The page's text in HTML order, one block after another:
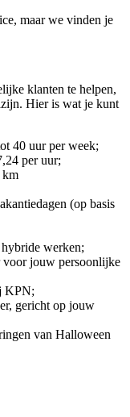
maar we vinden je
klanten te helpen,
Hier is wat je kunt
40 uur per week;
per uur;
km
(op basis
werken;
voor jouw persoonlijke
KPN;
gericht op jouw
van Halloween